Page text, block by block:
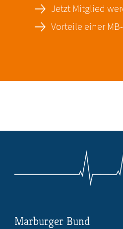
Jetzt Mitglied
Vorteile einer
Marburger Bund